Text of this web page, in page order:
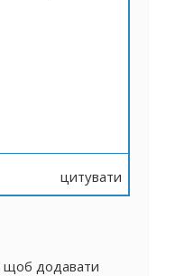
цитувати
щоб додавати